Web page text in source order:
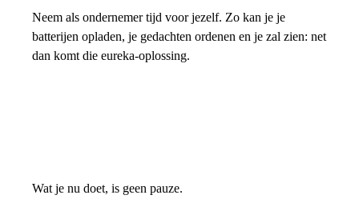
Neem als ondernemer tijd voor jezelf. Zo kan je je
batterijen opladen, je gedachten ordenen en je zal zien: net
dan komt die eureka-oplossing.
Wat je nu doet, is geen pauze.